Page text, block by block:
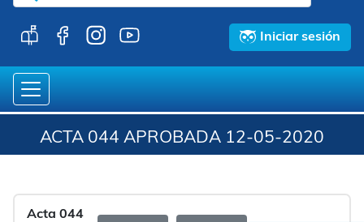
Iniciar sesión
ACTA 044 APROBADA 12-05-2020
Acta 044